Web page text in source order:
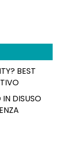
BEST
IN DISUSO